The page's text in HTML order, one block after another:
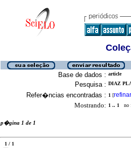
Base de dados : article
Pesquisa : DIAZ
Refer�ncias encontradas : 1 [refinar
Mostrando: 1 .. 1 no
p�gina 1 de 1
1 / 1